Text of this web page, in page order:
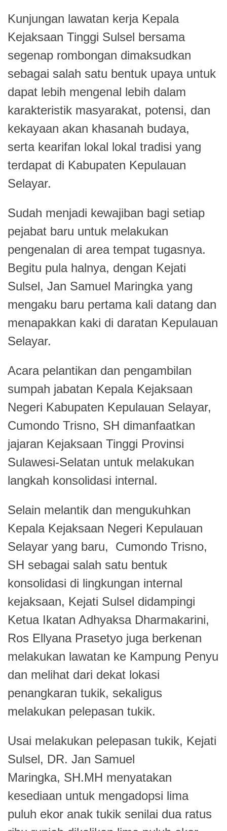
Kunjungan lawatan kerja Kepala
Kejaksaan Tinggi Sulsel bersama
segenap rombongan dimaksudkan
sebagai salah satu bentuk upaya untuk
dapat lebih mengenal lebih dalam
karakteristik masyarakat, potensi, dan
kekayaan akan khasanah budaya,
serta kearifan lokal lokal tradisi yang
terdapat di Kabupaten Kepulauan
Selayar.
Sudah menjadi kewajiban bagi setiap
pejabat baru untuk melakukan
pengenalan di area tempat tugasnya.
Begitu pula halnya, dengan Kejati
Sulsel, Jan Samuel Maringka yang
mengaku baru pertama kali datang dan
menapakkan kaki di daratan Kepulauan
Selayar.
Acara pelantikan dan pengambilan
sumpah jabatan Kepala Kejaksaan
Negeri Kabupaten Kepulauan Selayar,
Cumondo Trisno, SH dimanfaatkan
jajaran Kejaksaan Tinggi Provinsi
Sulawesi-Selatan untuk melakukan
langkah konsolidasi internal.
Selain melantik dan mengukuhkan
Kepala Kejaksaan Negeri Kepulauan
Selayar yang baru, Cumondo Trisno,
SH sebagai salah satu bentuk
konsolidasi di lingkungan internal
kejaksaan, Kejati Sulsel didampingi
Ketua Ikatan Adhyaksa Dharmakarini,
Ros Ellyana Prasetyo juga berkenan
melakukan lawatan ke Kampung Penyu
dan melihat dari dekat lokasi
penangkaran tukik, sekaligus
melakukan pelepasan tukik.
Usai melakukan pelepasan tukik, Kejati
Sulsel, DR. Jan Samuel
Maringka, SH.MH menyatakan
kesediaan untuk mengadopsi lima
puluh ekor anak tukik senilai dua ratus